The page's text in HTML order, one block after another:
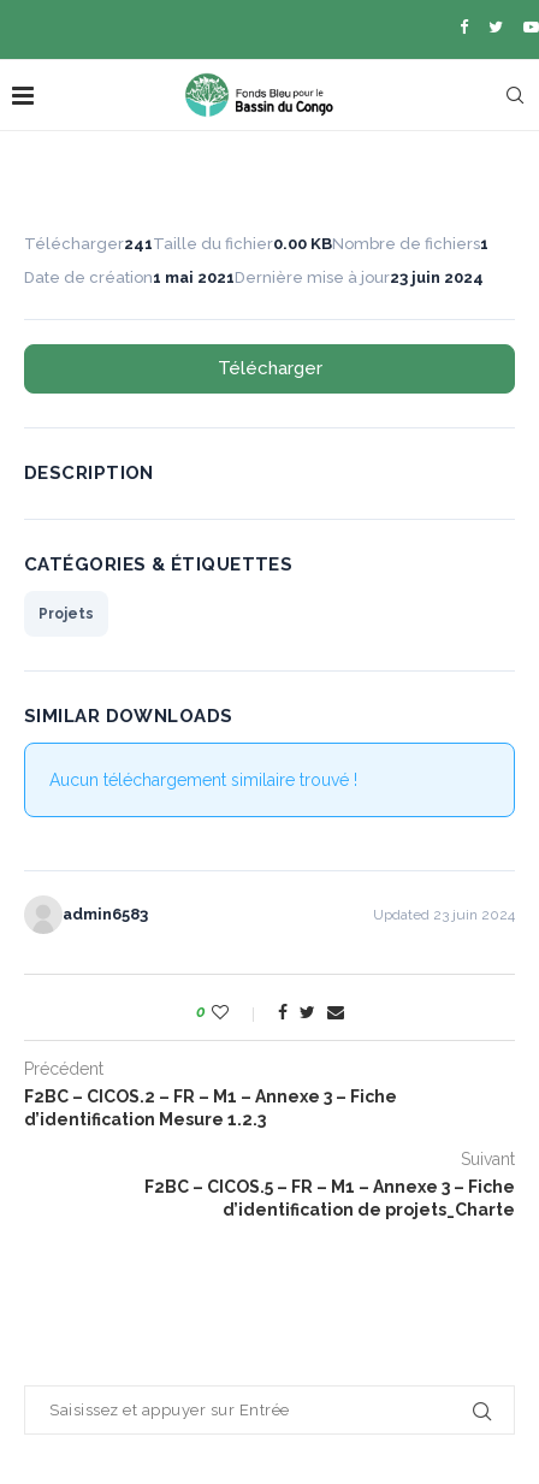
Télécharger241Taille du fichier0.00 KBNombre de fichiers1
Date de création1 mai 2021Dernière mise à jour23 juin 2024
Télécharger
DESCRIPTION
CATÉGORIES & ÉTIQUETTES
Projets
SIMILAR DOWNLOADS
Aucun téléchargement similaire trouvé !
admin6583 Updated 23 juin 2024
0
Précédent
F2BC – CICOS.2 – FR – M1 – Annexe 3 – Fiche
d’identification Mesure 1.2.3
Suivant
F2BC – CICOS.5 – FR – M1 – Annexe 3 – Fiche
d’identification de projets_Charte